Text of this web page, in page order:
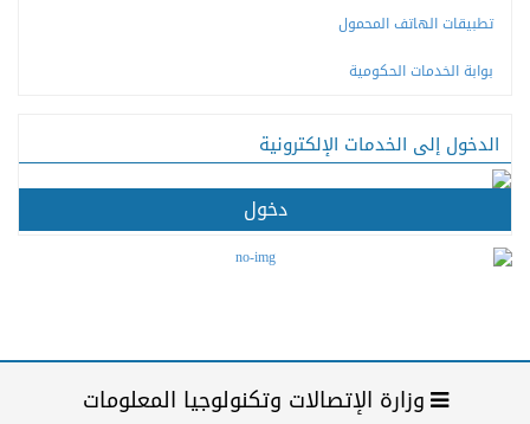
تطبيقات الهاتف المحمول
بوابة الخدمات الحكومية
الدخول إلى الخدمات الإلكترونية
دخول
وزارة الإتصالات وتكنولوجيا المعلومات